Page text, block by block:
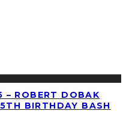
ROBERT DOBAK
BIRTHDAY BASH